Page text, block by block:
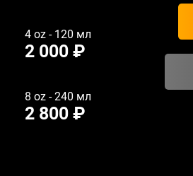
4 oz - 120 мл
2 000 ₽
8 oz - 240 мл
2 800 ₽